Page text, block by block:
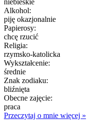
Alkohol:
piję okazjonalnie
Papierosy:
chcę rzucić
Religia:
rzymsko-katolicka
Wykształcenie:
średnie
Znak zodiaku:
bliźnięta
Obecne zajęcie:
praca
Przeczytaj o mnie więcej »